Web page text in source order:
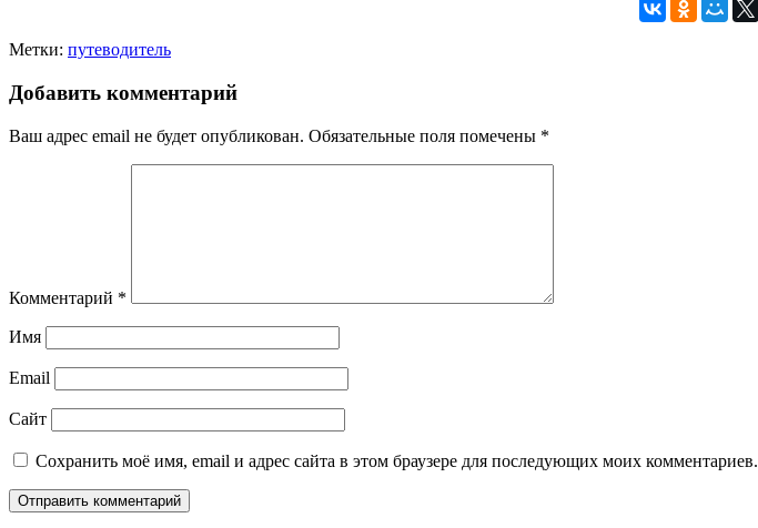
Метки: путеводитель
Добавить комментарий
Ваш адрес email не будет опубликован. Обязательные поля помечены *
Комментарий *
Имя
Email
Сайт
Сохранить моё имя, email и адрес сайта в этом браузере для последующих моих комментариев.